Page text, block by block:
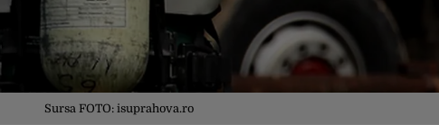
Sursa FOTO: isuprahova.ro